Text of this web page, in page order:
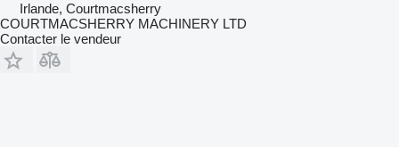
Irlande, Courtmacsherry
COURTMACSHERRY MACHINERY LTD
Contacter le vendeur